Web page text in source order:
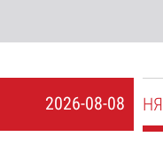
2026-08-08 НЯ